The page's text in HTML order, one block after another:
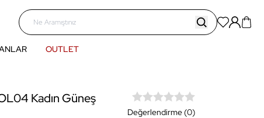
OUTLET
Kadın Güneş
Değerlendirme (0)